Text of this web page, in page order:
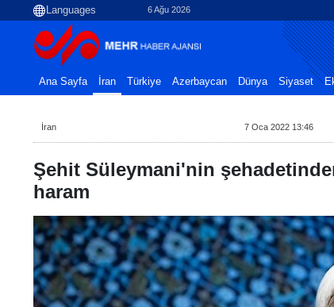
6 Ağu 2026
Ana Sayfa İran Türkiye Azerbaycan Dünya Siyaset
İran 7 Oca 2022 13:46
Şehit Süleymani'nin
haram